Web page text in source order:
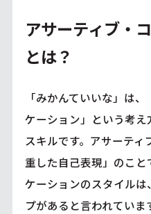
アサーティブ・
とは？
「みかんていいな」は
ケーション」という考
スキルです。アサーテ
重した自己表現」のこ
ケーションのスタイル
プがあると言われていま